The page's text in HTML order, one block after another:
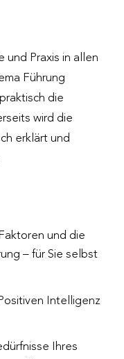
und Praxis in allen
Führung
die
wird die
erklärt und
und die
– für Sie selbst
Intelligenz
Ihres